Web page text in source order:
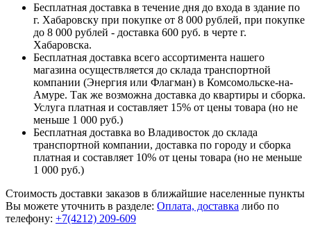
Бесплатная доставка в течение дня до входа в здание по
г. Хабаровску при покупке от 8 000 рублей, при покупке
до 8 000 рублей - доставка 600 руб. в черте г.
Хабаровска.
Бесплатная доставка всего ассортимента нашего
магазина осуществляется до склада транспортной
компании (Энергия или Флагман) в Комсомольске-на-
Амуре. Так же возможна доставка до квартиры и сборка.
Услуга платная и составляет 15% от цены товара (но не
меньше 1 000 руб.)
Бесплатная доставка во Владивосток до склада
транспортной компании, доставка по городу и сборка
платная и составляет 10% от цены товара (но не меньше
1 000 руб.)
Стоимость доставки заказов в ближайшие населенные пункты
Вы можете уточнить в разделе: Оплата, доставка либо по
телефону: +7(4212) 209-609